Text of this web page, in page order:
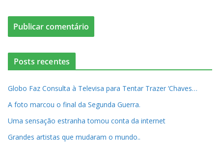
Posts recentes
Globo Faz Consulta à Televisa para Tentar Trazer ‘Chaves…
A foto marcou o final da Segunda Guerra.
Uma sensação estranha tomou conta da internet
Grandes artistas que mudaram o mundo..